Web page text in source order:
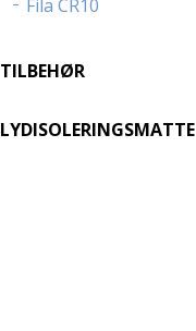
Fila CR10
TILBEHØR
LYDISOLERINGSMATTE